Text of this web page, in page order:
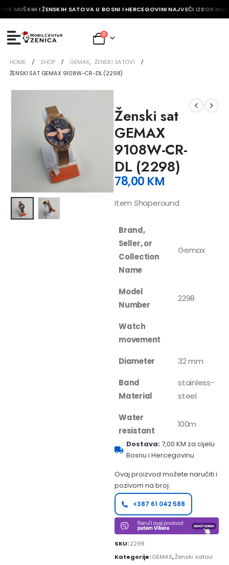
MUŠKIH I ŽENSKIH SATOVA U BOSNI I HERCEGOVINI NAJVEĆI IZBOR
0
HOME SHOP GEMAX, ŽENSKI SATOVI
ŽENSKI SAT GEMAX 9108W-CR-DL (2298)
Ženski sat
GEMAX
9108W-CR-
DL (2298)
78,00 KM
Item Shaperound
Brand,
Seller, or
Collection
Name
Gemax
Model
Number
2298
Watch
movement
Diameter
32 mm
Band
Material
stainless-
steel
Water
resistant
100m
Dostava:7,00 KM za cijelu
Bosnu i Hercegovinu
Ovaj proizvod možete naručiti i
pozivom na broj:
+387 61 042 588
SKU:2298
Kategorije:GEMAX,Ženski satovi